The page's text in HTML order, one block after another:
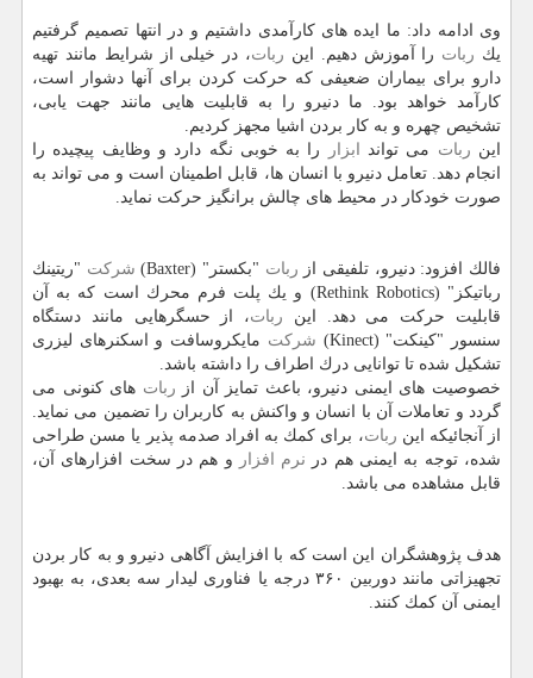
وی ادامه داد: ما ایده های كارآمدی داشتیم و در انتها تصمیم گرفتیم
یك ربات را آموزش دهیم. این ربات، در خیلی از شرایط مانند تهیه
دارو برای بیماران ضعیفی كه حركت كردن برای آنها دشوار است،
كارآمد خواهد بود. ما دنیرو را به قابلیت هایی مانند جهت یابی،
تشخیص چهره و به كار بردن اشیا مجهز كردیم.
این ربات می تواند ابزار
را به خوبی نگه دارد و وظایف پیچیده را
انجام دهد. تعامل دنیرو با انسان ها، قابل اطمینان است و می تواند به
صورت خودكار در محیط های چالش برانگیز حركت نماید.
فالك افزود: دنیرو، تلفیقی از ربات "بكستر" (Baxter) شركت "ریتینك
رباتیكز" (Rethink Robotics) و یك پلت فرم محرك است كه به آن
قابلیت حركت می دهد. این ربات، از حسگرهایی مانند دستگاه
سنسور "كینكت" (Kinect)
شركت مایكروسافت و اسكنرهای لیزری
تشكیل شده تا توانایی درك اطراف را داشته باشد.
خصوصیت های ایمنی دنیرو، باعث تمایز آن از ربات های كنونی می
گردد و تعاملات آن با انسان و واكنش به كاربران را تضمین می نماید.
از آنجائیكه این ربات، برای كمك به افراد صدمه پذیر یا مسن طراحی
شده، توجه به ایمنی هم در نرم افزار
و هم در سخت افزارهای آن،
قابل مشاهده می باشد.
هدف پژوهشگران این است كه با افزایش آگاهی دنیرو و به كار بردن
تجهیزاتی مانند دوربین ۳۶۰ درجه یا فناوری لیدار سه بعدی، به بهبود
ایمنی آن كمك كنند.